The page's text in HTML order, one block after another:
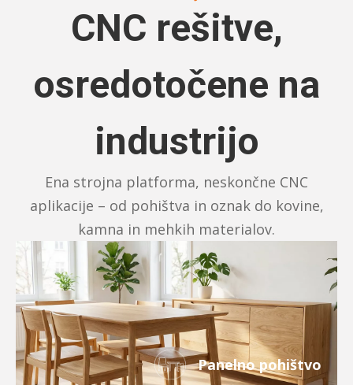
CNC rešitve,
osredotočene na
industrijo
Ena strojna platforma, neskončne CNC
aplikacije – od pohištva in oznak do kovine,
kamna in mehkih materialov.
Panelno pohištvo